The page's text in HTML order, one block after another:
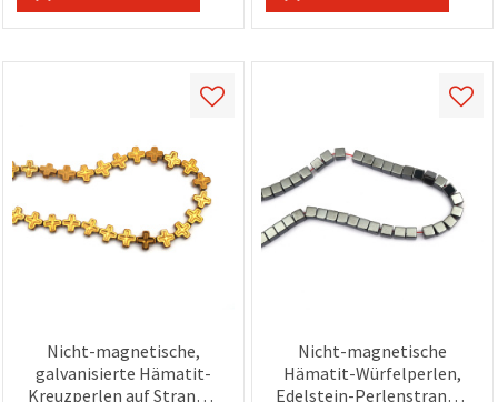
Nicht-magnetische,
galvanisierte Hämatit-
Kreuzperlen auf Strang –
Nicht-magnetische
Hämatit-Würfelperlen,
Edelstein-Perlenstrang –